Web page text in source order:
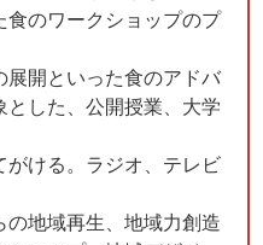
のワークショップのプ
開といった食のアドバ
した、公開授業、大学
ける。ラジオ、テレビ
地域再生、地域力創造